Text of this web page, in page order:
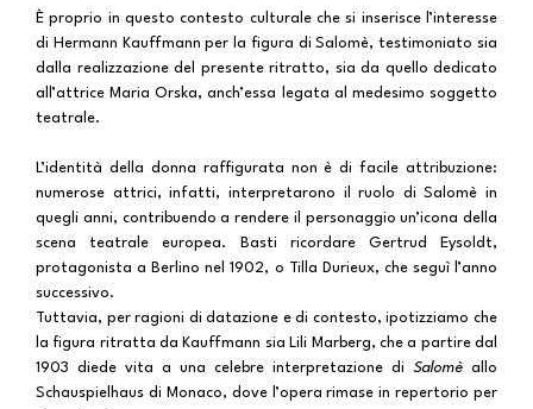
È proprio in questo contesto culturale che si inserisce l’interesse
di Hermann Kauffmann per la figura di Salomè, testimoniato sia
dalla realizzazione del presente ritratto, sia da quello dedicato
all’attrice Maria Orska, anch’essa legata al medesimo soggetto
teatrale.
L’identità della donna raffigurata non è di facile attribuzione:
numerose attrici, infatti, interpretarono il ruolo di Salomè in
quegli anni, contribuendo a rendere il personaggio un’icona della
scena teatrale europea. Basti ricordare Gertrud Eysoldt,
protagonista a Berlino nel 1902, o Tilla Durieux, che seguì l’anno
successivo.
Tuttavia, per ragioni di datazione e di contesto, ipotizziamo che
la figura ritratta da Kauffmann sia Lili Marberg, che a partire dal
1903 diede vita a una celebre interpretazione di Salomè allo
Schauspielhaus di Monaco, dove l’opera rimase in repertorio per